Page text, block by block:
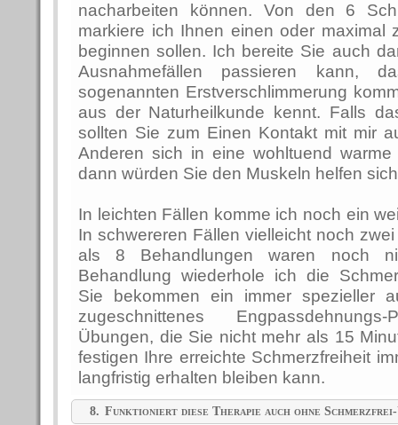
nacharbeiten können. Von den 6
markiere ich Ihnen einen oder maximal
beginnen sollen. Ich bereite Sie auch
Ausnahmefällen passieren kann,
sogenannten Erstverschlimmerung
aus der Naturheilkunde kennt. Falls
sollten Sie zum Einen Kontakt mit mir
Anderen sich in eine wohltuend warme
dann würden Sie den Muskeln helfen
In leichten Fällen komme ich noch ein
In schwereren Fällen vielleicht noch
als 8 Behandlungen waren noch
Behandlung wiederhole ich die
Sie bekommen ein immer spezieller
zugeschnittenes
Übungen, die Sie nicht mehr als 15
festigen Ihre erreichte Schmerzfreiheit
langfristig erhalten bleiben kann.
8. Funktioniert diese Therapie auch ohne Schmerzfrei-